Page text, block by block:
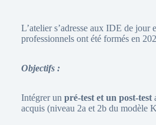
L’atelier s’adresse aux IDE de jour
professionnels ont été formés en
Objectifs :
Intégrer un pré-test et un post-test
acquis (niveau 2a et 2b du modèle